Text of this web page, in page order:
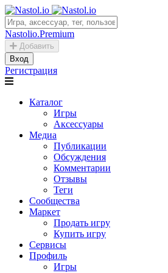
Nastolio.Premium
Добавить
Вход
Регистрация
Каталог
Игры
Аксессуары
Медиа
Публикации
Обсуждения
Комментарии
Отзывы
Теги
Сообщества
Маркет
Продать игру
Купить игру
Сервисы
Профиль
Игры